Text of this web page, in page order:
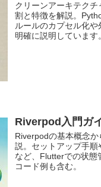
クリーンアーキテク
割と特徴を解説。
ルールのカプセル化
明確に説明しています
Riverpod入門ガ
Riverpodの基本概念
説。セットアップ手
など、Flutterでの状態
コード例も含む。